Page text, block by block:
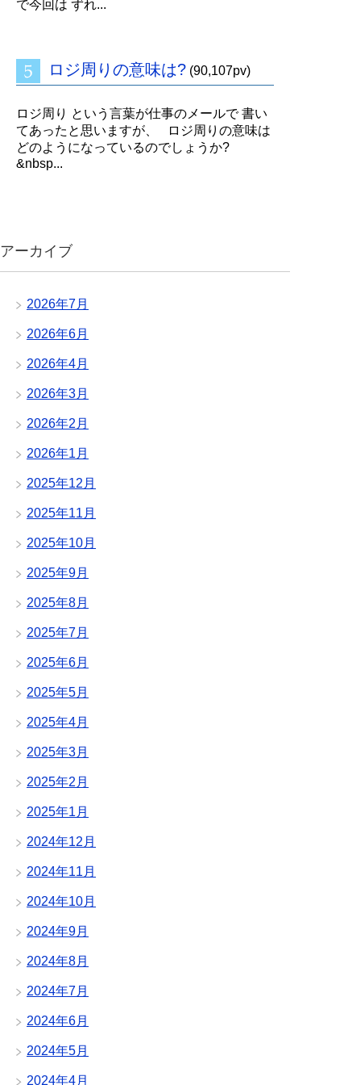
で今回は ずれ...
ロジ周りの意味は? (90,107pv)
ロジ周り という言葉が仕事のメールで 書い
てあったと思いますが、 ロジ周りの意味は
どのようになっているのでしょうか?
&nbsp...
アーカイブ
2026年7月
2026年6月
2026年4月
2026年3月
2026年2月
2026年1月
2025年12月
2025年11月
2025年10月
2025年9月
2025年8月
2025年7月
2025年6月
2025年5月
2025年4月
2025年3月
2025年2月
2025年1月
2024年12月
2024年11月
2024年10月
2024年9月
2024年8月
2024年7月
2024年6月
2024年5月
2024年4月